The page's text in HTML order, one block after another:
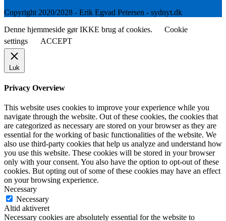
Copyright 2020/2028 - Erik Egvad Petersen - sydnyt.dk
Denne hjemmeside gør IKKE brug af cookies.
Cookie
settings
ACCEPT
Luk
Privacy Overview
This website uses cookies to improve your experience while you
navigate through the website. Out of these cookies, the cookies that
are categorized as necessary are stored on your browser as they are
essential for the working of basic functionalities of the website. We
also use third-party cookies that help us analyze and understand how
you use this website. These cookies will be stored in your browser
only with your consent. You also have the option to opt-out of these
cookies. But opting out of some of these cookies may have an effect
on your browsing experience.
Necessary
Necessary
Altid aktiveret
Necessary cookies are absolutely essential for the website to